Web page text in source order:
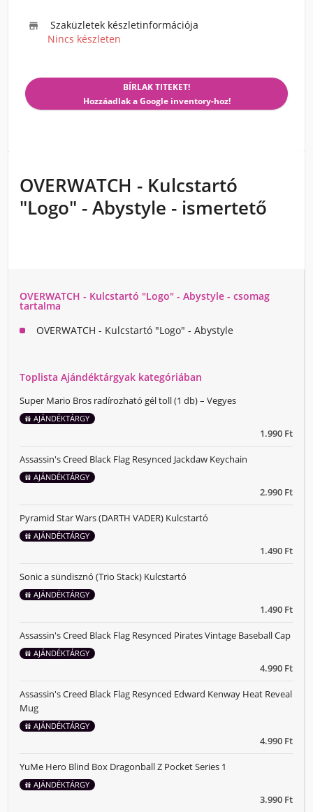

Szaküzletek készletinformációja
Nincs készleten
BÍRLAK TITEKET!
Hozzáadlak a Google inventory-hoz!
OVERWATCH - Kulcstartó
"Logo" - Abystyle - ismertető
OVERWATCH - Kulcstartó "Logo" - Abystyle - csomag
tartalma
OVERWATCH - Kulcstartó "Logo" - Abystyle
Toplista Ajándéktárgyak kategóriában
1.990 Ft
Super Mario Bros radírozható gél toll (1 db) – Vegyes
AJÁNDÉKTÁRGY
2.990 Ft
Assassin's Creed Black Flag Resynced Jackdaw Keychain
AJÁNDÉKTÁRGY
1.490 Ft
Pyramid Star Wars (DARTH VADER) Kulcstartó
AJÁNDÉKTÁRGY
1.490 Ft
Sonic a sündisznó (Trio Stack) Kulcstartó
AJÁNDÉKTÁRGY
4.990 Ft
Assassin's Creed Black Flag Resynced Pirates Vintage Baseball Cap
AJÁNDÉKTÁRGY
4.990 Ft
Assassin's Creed Black Flag Resynced Edward Kenway Heat Reveal
Mug
AJÁNDÉKTÁRGY
3.990 Ft
YuMe Hero Blind Box Dragonball Z Pocket Series 1
AJÁNDÉKTÁRGY